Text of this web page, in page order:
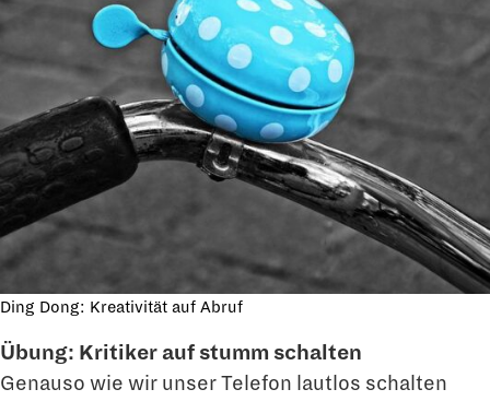
Ding Dong: Kreativität auf Abruf
Übung: Kritiker auf stumm schalten
Genauso wie wir unser Telefon lautlos schalten